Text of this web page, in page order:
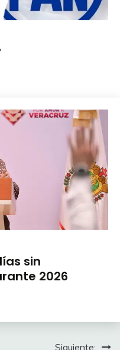
sin
2026
Siguiente: